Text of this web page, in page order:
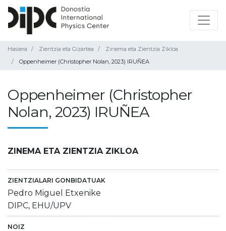
Hasiera Zientzia eta Gizartea
Zinema eta Zientzia Zikloa
Oppenheimer (Christopher Nolan, 2023) IRUÑEA
Oppenheimer (Christopher
Nolan, 2023) IRUÑEA
ZINEMA ETA ZIENTZIA ZIKLOA
ZIENTZIALARI GONBIDATUAK
Pedro Miguel Etxenike
DIPC, EHU/UPV
NOIZ